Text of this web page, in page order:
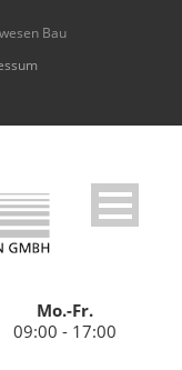
Bau
Mo.-Fr.
09:00 - 17:00